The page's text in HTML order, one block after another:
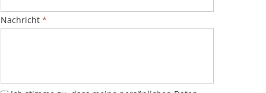
Nachricht *